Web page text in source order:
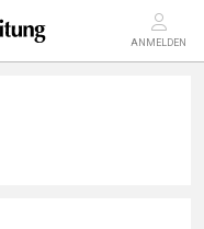
ANMELDEN